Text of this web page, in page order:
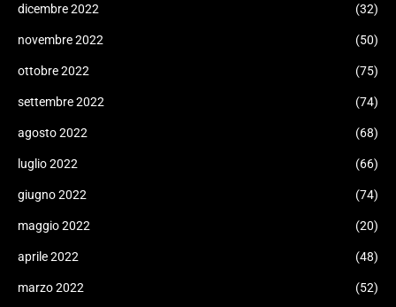
dicembre 2022 (32)
novembre 2022 (50)
ottobre 2022 (75)
settembre 2022 (74)
agosto 2022 (68)
luglio 2022 (66)
giugno 2022 (74)
maggio 2022 (20)
aprile 2022 (48)
marzo 2022 (52)